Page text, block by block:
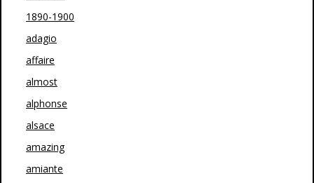
1890-1900
adagio
affaire
almost
alphonse
alsace
amazing
amiante